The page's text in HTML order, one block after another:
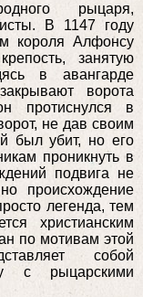
рыцаря,
В 1147 году
короля Алфонсу
занятую
в авангарде
ворота
протиснулся в
не дав своим
был убит, но его
проникнуть в
подвига не
происхождение
легенда, тем
христианским
по мотивам этой
собой
с рыцарскими